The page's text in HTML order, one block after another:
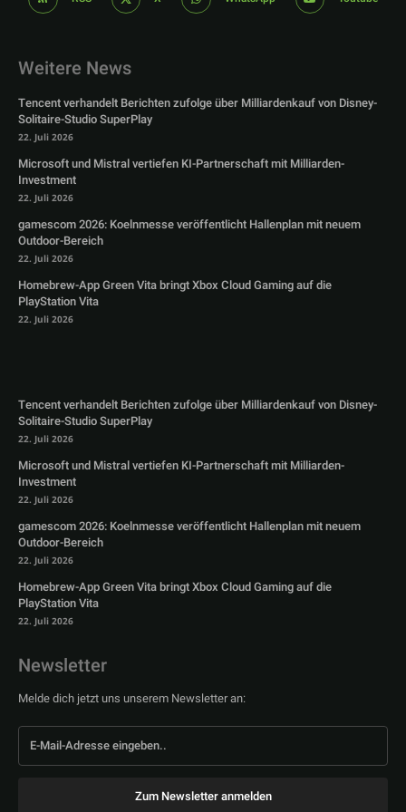
Weitere News
Tencent verhandelt Berichten zufolge über Milliardenkauf von Disney-
Solitaire-Studio SuperPlay
22. Juli 2026
Microsoft und Mistral vertiefen KI-Partnerschaft mit Milliarden-
Investment
22. Juli 2026
gamescom 2026: Koelnmesse veröffentlicht Hallenplan mit neuem
Outdoor-Bereich
22. Juli 2026
Homebrew-App Green Vita bringt Xbox Cloud Gaming auf die
PlayStation Vita
22. Juli 2026
Tencent verhandelt Berichten zufolge über Milliardenkauf von Disney-
Solitaire-Studio SuperPlay
22. Juli 2026
Microsoft und Mistral vertiefen KI-Partnerschaft mit Milliarden-
Investment
22. Juli 2026
gamescom 2026: Koelnmesse veröffentlicht Hallenplan mit neuem
Outdoor-Bereich
22. Juli 2026
Homebrew-App Green Vita bringt Xbox Cloud Gaming auf die
PlayStation Vita
22. Juli 2026
Newsletter
Melde dich jetzt uns unserem Newsletter an:
Zum Newsletter anmelden